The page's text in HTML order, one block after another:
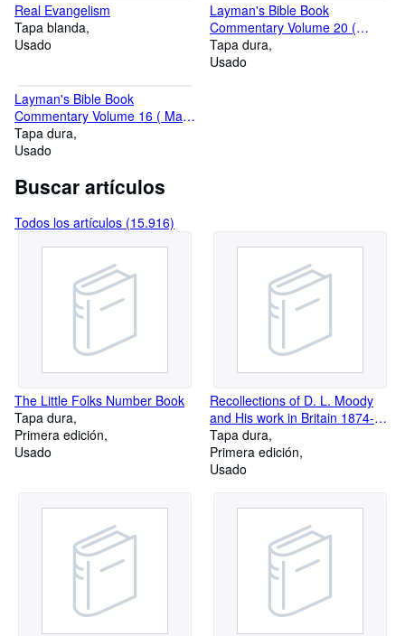
Real Evangelism
Tapa blanda
Usado
Layman's Bible Book
Commentary Volume 20 (
Romans, 1 Corinthians )
Tapa dura
Usado
Layman's Bible Book
Commentary Volume 16 ( Mark
)
Tapa dura
Usado
Buscar artículos
Todos los artículos (15.916)
The Little Folks Number Book
Tapa dura
Primera edición
Usado
Recollections of D. L. Moody
and His work in Britain 1874-
1892
Tapa dura
Primera edición
Usado